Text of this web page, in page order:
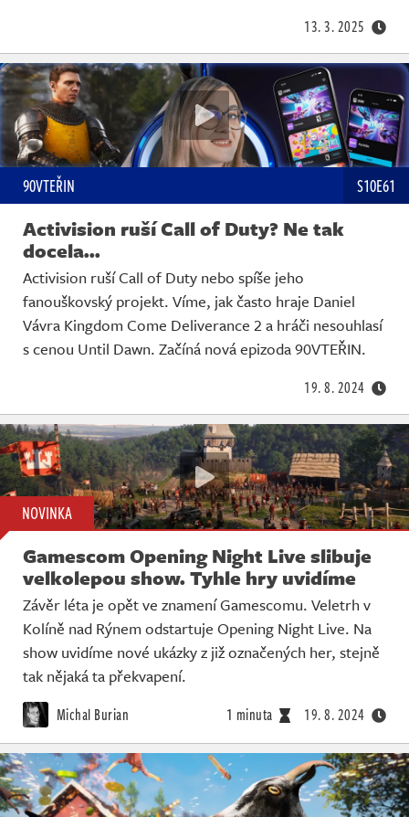
13. 3. 2025
90VTEŘIN S10E61
Activision ruší Call of Duty? Ne tak
docela...
Activision ruší Call of Duty nebo spíše jeho
fanouškovský projekt. Víme, jak často hraje Daniel
Vávra Kingdom Come Deliverance 2 a hráči nesouhlasí
s cenou Until Dawn. Začíná nová epizoda 90VTEŘIN.
19. 8. 2024
NOVINKA
Gamescom Opening Night Live slibuje
velkolepou show. Tyhle hry uvidíme
Závěr léta je opět ve znamení Gamescomu. Veletrh v
Kolíně nad Rýnem odstartuje Opening Night Live. Na
show uvidíme nové ukázky z již označených her, stejně
tak nějaká ta překvapení.
Michal Burian 1 minuta 19. 8. 2024